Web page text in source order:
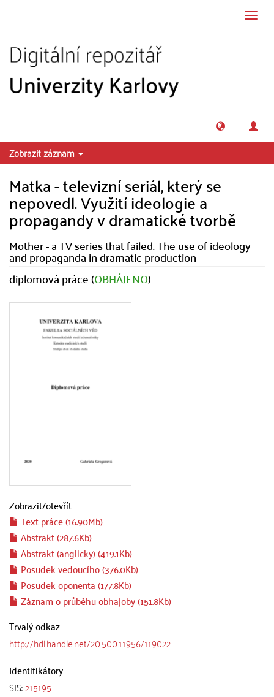
Zobrazit záznam
Matka - televizní seriál, který se
nepovedl. Využití ideologie a
propagandy v dramatické tvorbě
Mother - a TV series that failed. The use of ideology
and propaganda in dramatic production
diplomová práce (OBHÁJENO)
Zobrazit/otevřít
Text práce (16.90Mb)
Abstrakt (287.6Kb)
Abstrakt (anglicky) (419.1Kb)
Posudek vedoucího (376.0Kb)
Posudek oponenta (177.8Kb)
Záznam o průběhu obhajoby (151.8Kb)
Trvalý odkaz
http://hdl.handle.net/20.500.11956/119022
Identifikátory
SIS:215195